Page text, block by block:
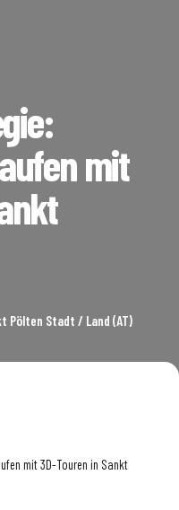
mit
Pölten Stadt / Land (AT)
mit 3D-Touren in Sankt